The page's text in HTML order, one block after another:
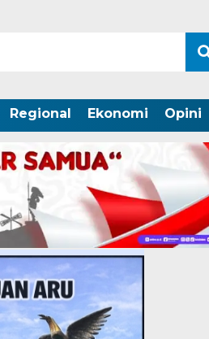
Regional Ekonomi Opini